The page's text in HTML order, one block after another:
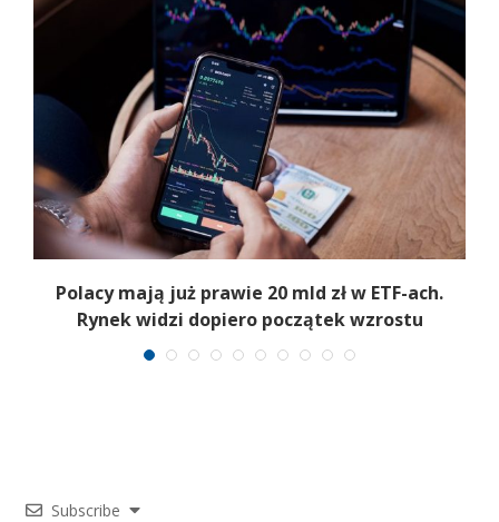
Polacy mają już prawie 20 mld zł w ETF-ach.
Rynek widzi dopiero początek wzrostu
Subscribe